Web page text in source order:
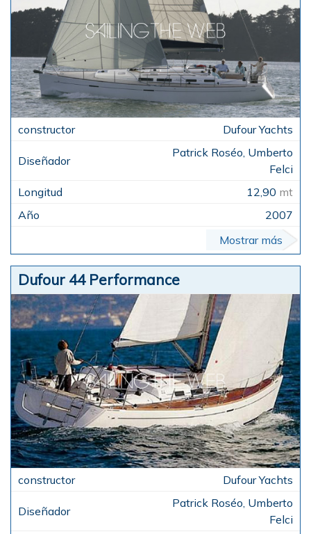
Dufour Yachts
Patrick Roséo, Umberto
Felci
12,90 mt
2007
Mostrar más
Dufour 44 Performance
Dufour Yachts
Patrick Roséo, Umberto
Felci